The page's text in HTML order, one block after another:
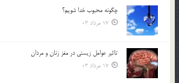
چگونه محبوب خدا شويم؟
17 مرداد 03
تاثیر عوامل زيستي در مغز زنان و مردان
17 مرداد 03